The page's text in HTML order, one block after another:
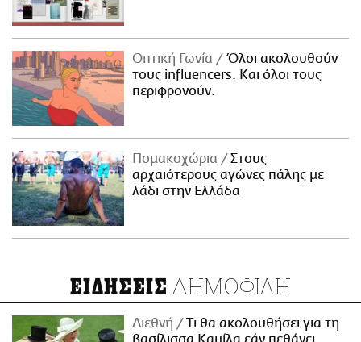
Οπτική Γωνία
Όλοι ακολουθούν
τους influencers. Και όλοι τους
περιφρονούν.
Πομακοχώρια
Στους
αρχαιότερους αγώνες πάλης με
λάδι στην Ελλάδα
ΕΙΔΗΣΕΙΣ ΔΗΜΟΦΙΛΗ
Διεθνή
Τι θα ακολουθήσει για τη